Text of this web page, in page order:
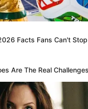
Facts Fans Can't
Are The Real